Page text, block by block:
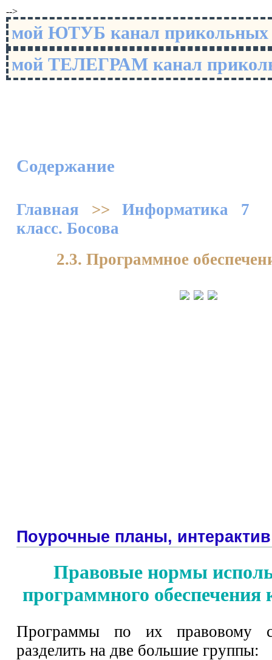
-->
мой ЮТУБ канал
мой ТЕЛЕГРАМ канал
Содержание
Главная >>Информатика 7
класс. Босова
2.3. Программное
Поурочные планы, интерактив
Правовые нормы
программного
Программы по их правовому
разделить на две большие группы: